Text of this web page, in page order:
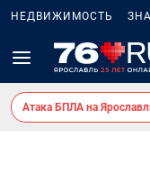
НЕДВИЖИМОСТЬ
Атака БПЛА на